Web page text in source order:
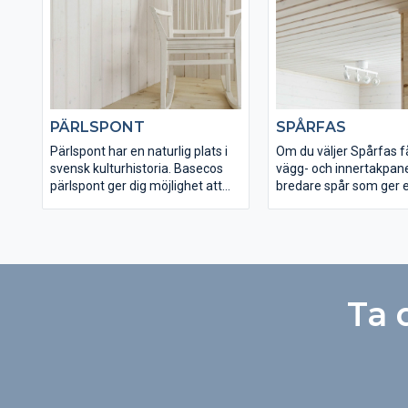
något som i sin tur ger
virke. För att våra
ska bli så stabila som
möjligt, torkas det
till en fuktkvot på 8
PÄRLSPONT
Pärlspont har en naturlig plats i
svensk kulturhistoria. Basecos
pärlspont ger dig möjlighet att
SPÅRFAS
Om du väljer Spårfas
vägg- och
bredare spår som ger
Ta